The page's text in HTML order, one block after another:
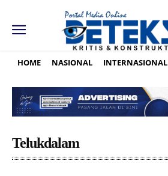
HOME NASIONAL INTERNASIONAL
Telukdalam